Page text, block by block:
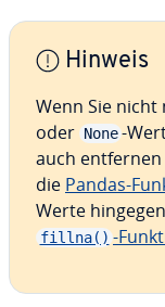
Hinweis
Wenn Sie
oder None -
auch
die Pandas-
Werte
fillna() -